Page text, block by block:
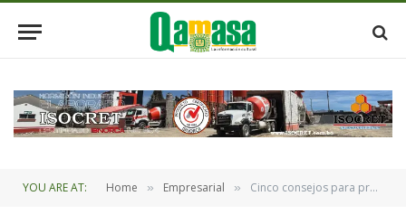
YOU ARE AT: Home » Empresarial » Cinco consejos para prevenir dolores de espalda en la rutina laboral